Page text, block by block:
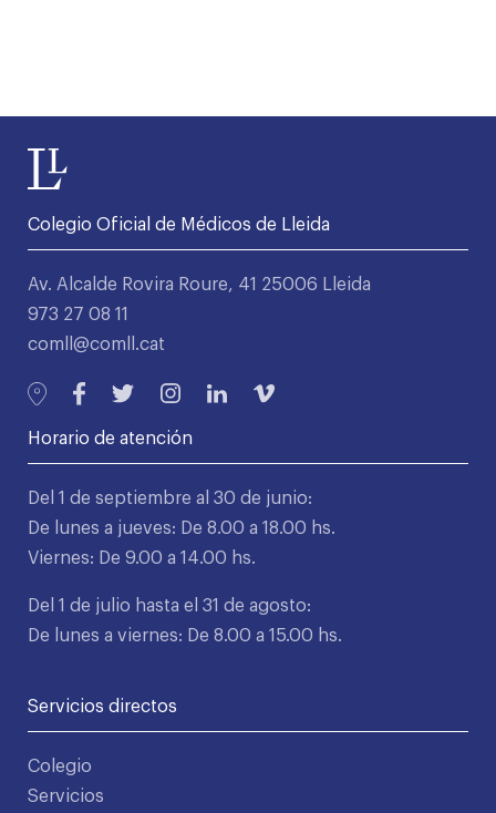
Colegio Oficial de Médicos de Lleida
Av. Alcalde Rovira Roure, 41 25006 Lleida
973 27 08 11
comll@comll.cat
Horario de atención
Del 1 de septiembre al 30 de junio:
De lunes a jueves: De 8.00 a 18.00 hs.
Viernes: De 9.00 a 14.00 hs.
Del 1 de julio hasta el 31 de agosto:
De lunes a viernes: De 8.00 a 15.00 hs.
Servicios directos
Colegio
Servicios